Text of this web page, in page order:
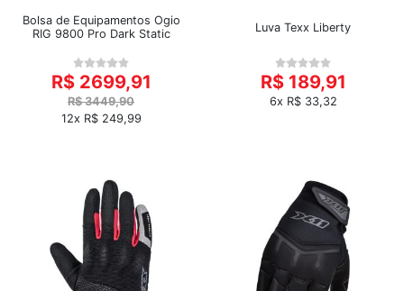
Bolsa de Equipamentos Ogio
RIG 9800 Pro Dark Static
R$ 2699,91
R$ 3449,90
12x R$ 249,99
Luva Texx Liberty
R$ 189,91
6x R$ 33,32